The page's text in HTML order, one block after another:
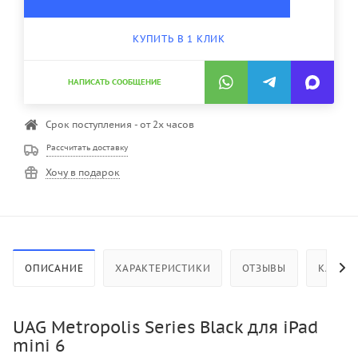
КУПИТЬ В 1 КЛИК
НАПИСАТЬ СООБЩЕНИЕ
Срок поступления - от 2х часов
Рассчитать доставку
Хочу в подарок
ОПИСАНИЕ ХАРАКТЕРИСТИКИ ОТЗЫВЫ КАК
UAG Metropolis Series Black для iPad
mini 6